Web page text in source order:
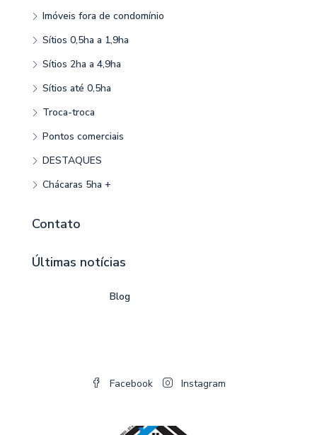
Imóveis fora de condomínio
Sítios 0,5ha a 1,9ha
Sítios 2ha a 4,9ha
Sítios até 0,5ha
Troca-troca
Pontos comerciais
DESTAQUES
Chácaras 5ha +
Contato
Últimas notícias
Blog
Facebook Instagram